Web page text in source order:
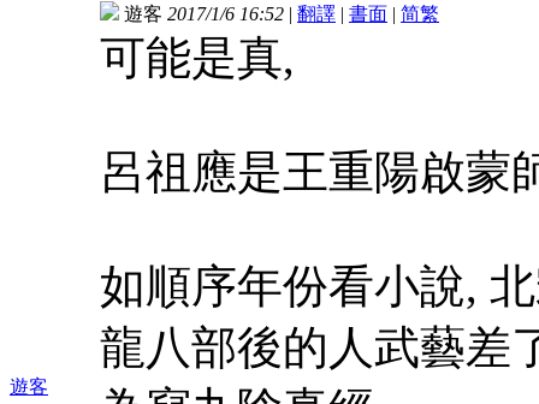
遊客
遊客 2017/1/6 16:52 | 翻譯 | 書面 | 简繁
可能是真,
呂祖應是王重陽啟蒙
如順序年份看小說,
龍八部後的人武藝差